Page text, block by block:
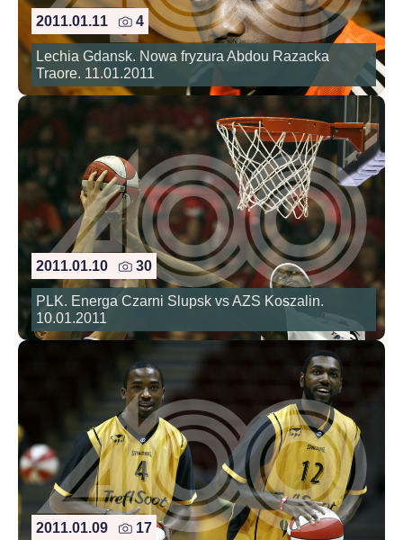
2011.01.11 4
Lechia Gdansk. Nowa fryzura Abdou Razacka
Traore. 11.01.2011
2011.01.10 30
PLK. Energa Czarni Slupsk vs AZS Koszalin.
10.01.2011
2011.01.09 17